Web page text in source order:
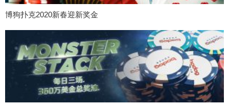
博狗扑克2020新春迎新奖金